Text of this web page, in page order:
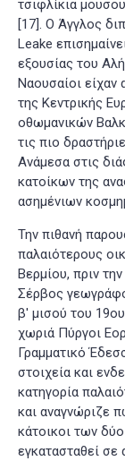
τσιφλίκια
[17]. Ο Άγγλος
Leake
εξουσίας του
Ναουσαίοι είχαν
της Κεντρικής
οθωμανικών
τις πιο
Ανάμεσα στις
κατοίκων της
ασημένιων
Την πιθανή
παλαιότερους
Βερμίου, πριν
Σέρβος
β' μισού του
χωριά Πύργοι
Γραμματικό
στοιχεία και
κατηγορία
και αναγνώριζε
κάτοικοι των
εγκατασταθεί